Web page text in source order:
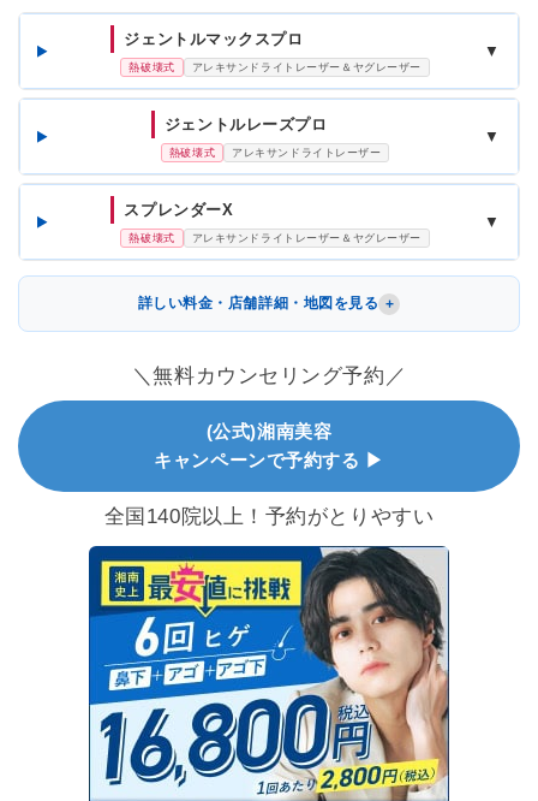
ジェントルマックスプロ
熱破壊式 アレキサンドライトレーザー＆ヤグレーザー
▼
ジェントルレーズプロ
熱破壊式 アレキサンドライトレーザー
▼
スプレンダーX
熱破壊式 アレキサンドライトレーザー＆ヤグレーザー
▼
詳しい料金・店舗詳細・地図を見る
＼無料カウンセリング予約／
(公式)湘南美容
キャンペーンで予約する ▶
全国140院以上！予約がとりやすい